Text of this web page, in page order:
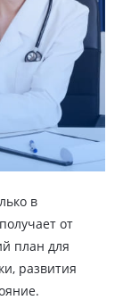
в
от
план для
развития